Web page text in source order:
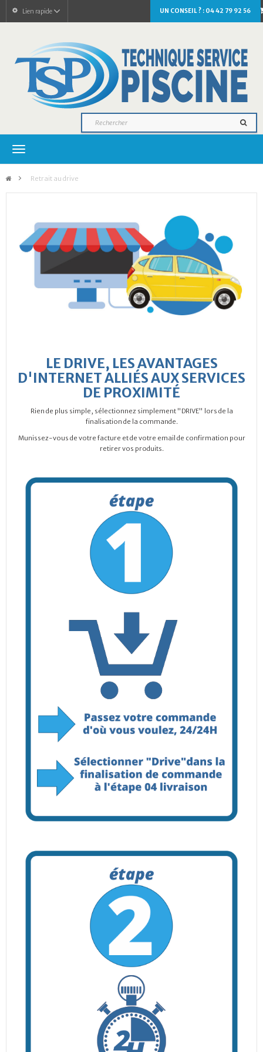
UN CONSEIL ? : 04 42 79 92 56
Lien rapide
Navigation
> Retrait au drive
LE DRIVE, LES AVANTAGES
D'INTERNET ALLIÉS AUX SERVICES
DE PROXIMITÉ
Rien de plus simple, sélectionnez simplement "DRIVE" lors de la
finalisation de la commande.
Munissez-vous de votre facture et de votre email de confirmation pour
retirer vos produits.